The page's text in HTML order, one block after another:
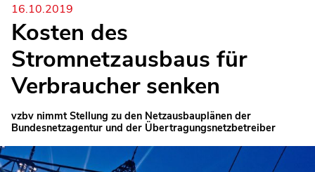
16.10.2019
Kosten des
Stromnetzausbaus für
Verbraucher senken
vzbv nimmt Stellung zu den Netzausbauplänen der
Bundesnetzagentur und der Übertragungsnetzbetreiber